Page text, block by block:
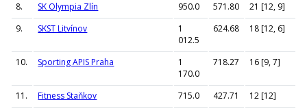
8.
SK Olympia Zlín 950.0 571.80
21 [12, 9]
9.
SKST Litvínov
1
012.5
624.68 18 [12, 6]
10. Sporting APIS Praha
1
170.0
718.27 16 [9, 7]
11. Fitness Staňkov 715.0 427.71
12 [12]